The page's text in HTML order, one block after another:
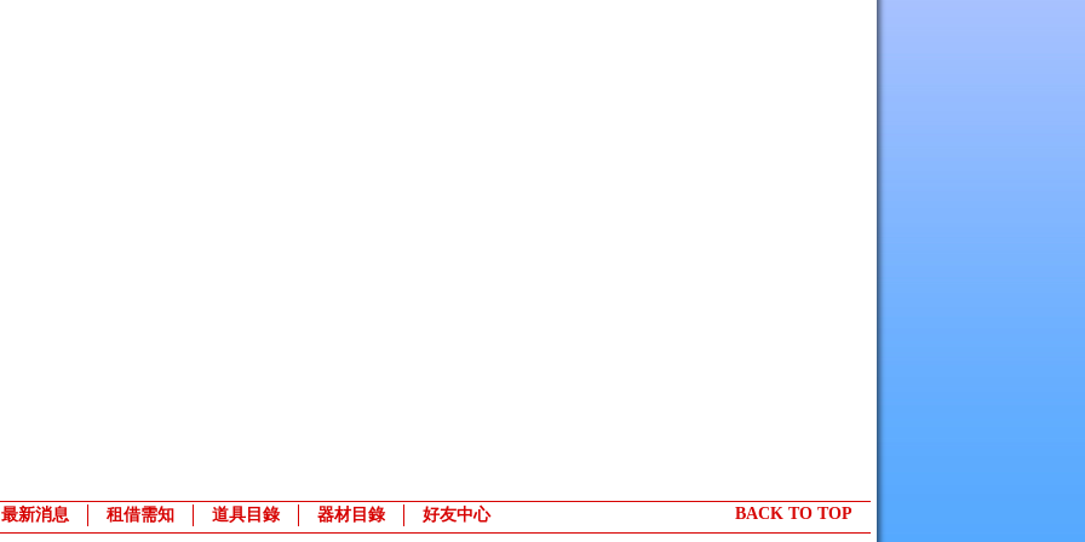
最新消息 租借需知 道具目錄 器材目錄 好友中心 BACK TO TOP